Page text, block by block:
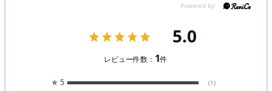
5.0
レビュー件数： 1件
★ 5 (1)